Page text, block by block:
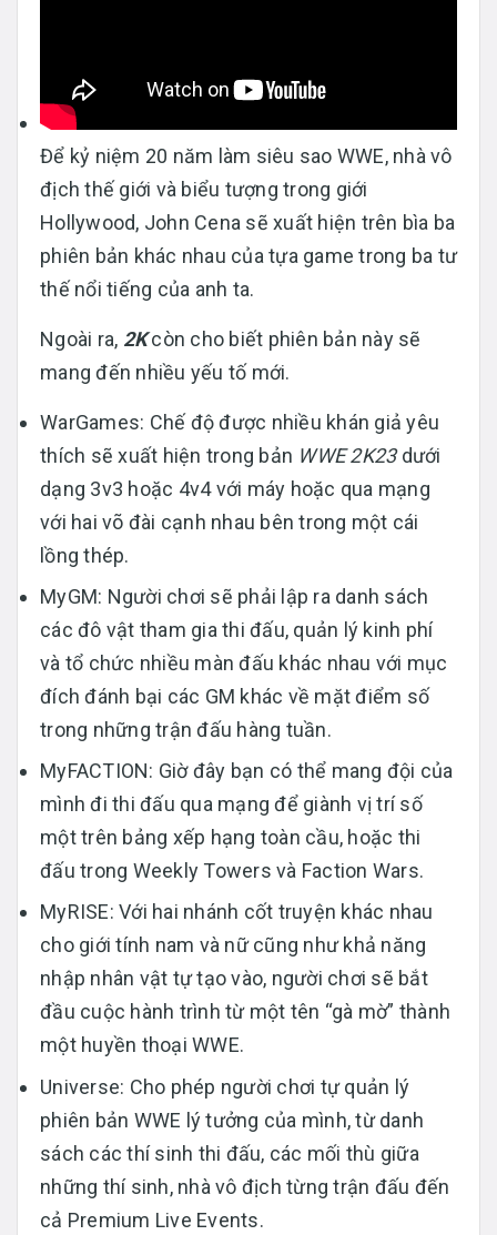
Để kỷ niệm 20 năm làm siêu sao WWE, nhà vô
địch thế giới và biểu tượng trong giới
Hollywood, John Cena sẽ xuất hiện trên bìa ba
phiên bản khác nhau của tựa game trong ba tư
thế nổi tiếng của anh ta.
Ngoài ra, 2Kcòn cho biết phiên bản này sẽ
mang đến nhiều yếu tố mới.
WarGames: Chế độ được nhiều khán giả yêu
thích sẽ xuất hiện trong bản WWE 2K23dưới
dạng 3v3 hoặc 4v4 với máy hoặc qua mạng
với hai võ đài cạnh nhau bên trong một cái
lồng thép.
MyGM: Người chơi sẽ phải lập ra danh sách
các đô vật tham gia thi đấu, quản lý kinh phí
và tổ chức nhiều màn đấu khác nhau với mục
đích đánh bại các GM khác về mặt điểm số
trong những trận đấu hàng tuần.
MyFACTION: Giờ đây bạn có thể mang đội của
mình đi thi đấu qua mạng để giành vị trí số
một trên bảng xếp hạng toàn cầu, hoặc thi
đấu trong Weekly Towers và Faction Wars.
MyRISE: Với hai nhánh cốt truyện khác nhau
cho giới tính nam và nữ cũng như khả năng
nhập nhân vật tự tạo vào, người chơi sẽ bắt
đầu cuộc hành trình từ một tên “gà mờ” thành
một huyền thoại WWE.
Universe: Cho phép người chơi tự quản lý
phiên bản WWE lý tưởng của mình, từ danh
sách các thí sinh thi đấu, các mối thù giữa
những thí sinh, nhà vô địch từng trận đấu đến
cả Premium Live Events.